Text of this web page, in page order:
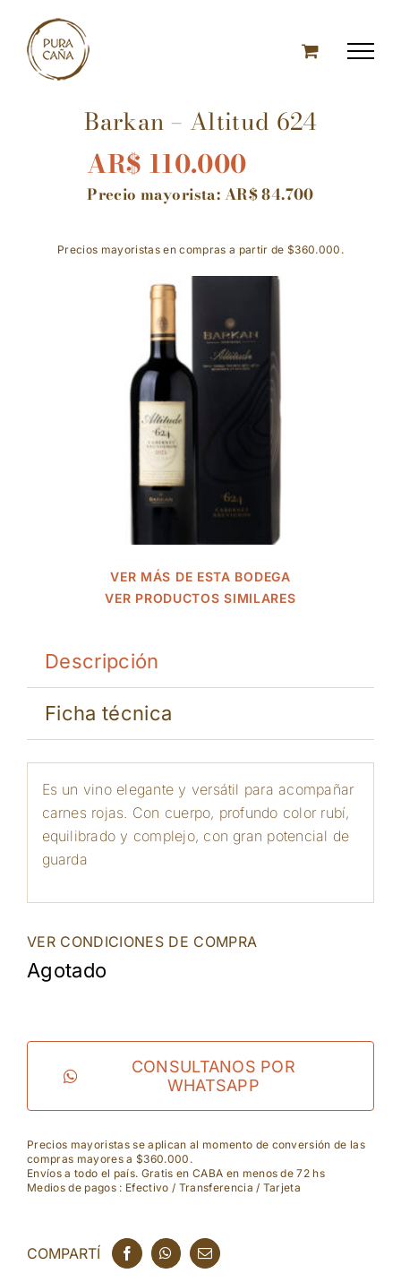
content
Barkan – Altitud 624
AR$ 110.000
Precio mayorista:AR$84.700
Precios mayoristas en compras a partir de $360.000.
VER MÁS DE ESTA BODEGA
VER PRODUCTOS SIMILARES
Descripción
Ficha técnica
Es un vino elegante y versátil para acompañar
carnes rojas. Con cuerpo, profundo color rubí,
equilibrado y complejo, con gran potencial de
guarda
VER CONDICIONES DE COMPRA
Agotado
CONSULTANOS POR
WHATSAPP
Precios mayoristas se aplican al momento de conversión de las
compras mayores a $360.000.
Envíos a todo el país. Gratis en CABA en menos de 72 hs
Medios de pagos : Efectivo / Transferencia / Tarjeta
COMPARTÍ